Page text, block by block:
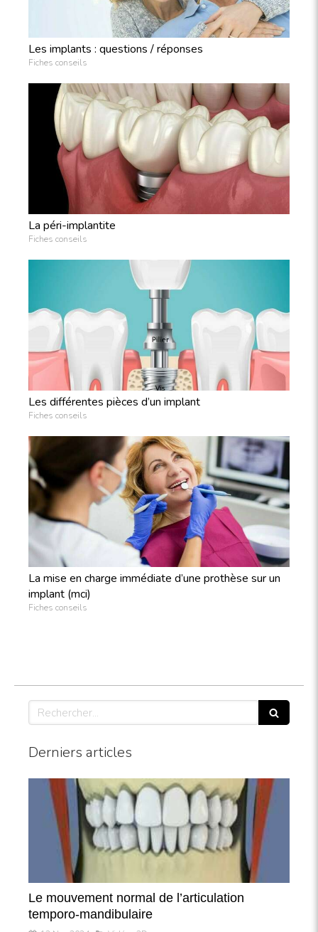
Les implants : questions / réponses
Fiches conseils
La péri-implantite
Fiches conseils
Les différentes pièces d’un implant
Fiches conseils
La mise en charge immédiate d’une prothèse sur un
implant (mci)
Fiches conseils
Rechercher
Derniers articles
Le mouvement normal de l’articulation
temporo-mandibulaire